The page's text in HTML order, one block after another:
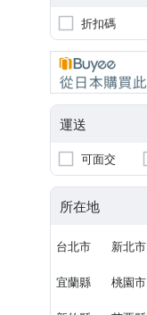
折扣碼
運送
可面交
所在地
台北市 新北市
宜蘭縣 桃園市